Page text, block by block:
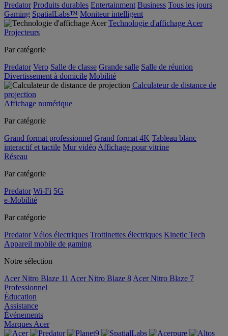
Predator Produits durables Entertainment Business Tous les jours
Gaming SpatialLabs™ Moniteur intelligent
Technologie d'affichage Acer
Projecteurs
Par catégorie
Predator Vero Salle de classe Grande salle Salle de réunion
Divertissement à domicile Mobilité
Calculateur de distance de
projection
Affichage numérique
Par catégorie
Grand format professionnel Grand format 4K Tableau blanc
interactif et tactile Mur vidéo Affichage pour vitrine
Réseau
Par catégorie
Predator Wi-Fi 5G
e-Mobilité
Par catégorie
Predator Vélos électriques Trottinettes électriques Kinetic Tech
Appareil mobile de gaming
Notre sélection
Acer Nitro Blaze 11 Acer Nitro Blaze 8 Acer Nitro Blaze 7
Professionnel
Éducation
Assistance
Événements
Marques Acer